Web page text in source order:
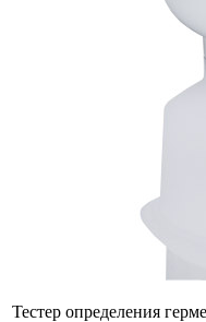
Тестер определения